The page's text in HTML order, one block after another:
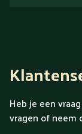
Heb je een
vragen of neem